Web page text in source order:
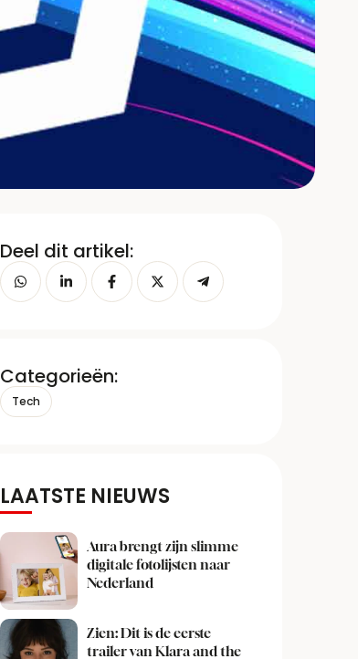
Deel dit artikel:
Categorieën:
Tech
LAATSTE NIEUWS
Aura brengt zijn slimme
digitale fotolijsten naar
Nederland
Zien: Dit is de eerste
trailer van Klara and the